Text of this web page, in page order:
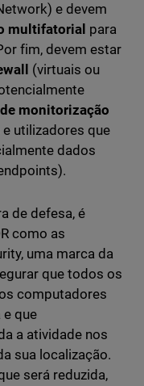
e devem
multifatorial para
fim, devem estar
(virtuais ou
monitorização
utilizadores que
dados
de defesa, é
como as
uma marca da
que todos os
computadores
que
a atividade nos
sua localização.
será reduzida,